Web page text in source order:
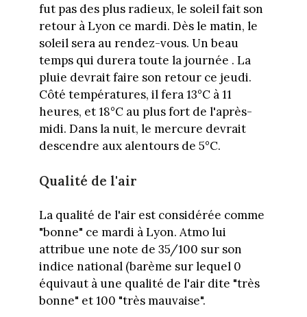
fut pas des plus radieux, le soleil fait son
retour à Lyon ce mardi. Dès le matin, le
soleil sera au rendez-vous. Un beau
temps qui durera toute la journée . La
pluie devrait faire son retour ce jeudi.
Côté températures, il fera 13°C à 11
heures, et 18°C au plus fort de l'après-
midi. Dans la nuit, le mercure devrait
descendre aux alentours de 5°C.
Qualité de l'air
La qualité de l'air est considérée comme
"bonne" ce mardi à Lyon. Atmo lui
attribue une note de 35/100 sur son
indice national (barème sur lequel 0
équivaut à une qualité de l'air dite "très
bonne" et 100 "très mauvaise".